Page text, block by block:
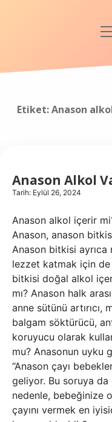
Anasayfa
Etiket:Anason
Anason Alkol
Tarih: Eylül 26, 2024
Anason alkol içerir
Anason, anason
Anason bitkisi
lezzet katmak için
bitkisi doğal alkol
mı? Anason halk
anne sütünü artırıcı,
balgam söktürücü,
koruyucu olarak
mu? Anasonun uyku
“Anason çayı
geliyor. Bu soruya da
nedenle, bebeğinize
çayını vermek en